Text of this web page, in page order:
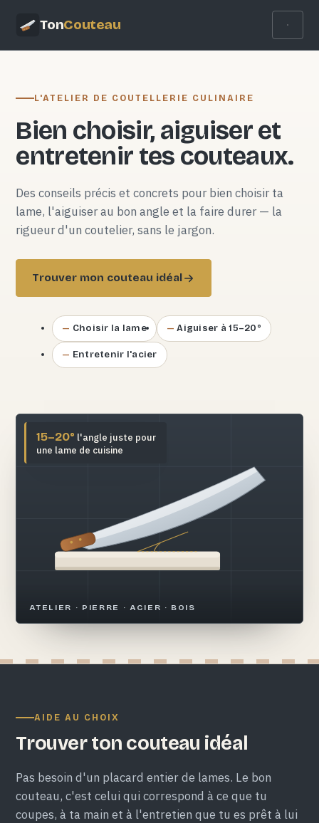
TonCouteau
L'ATELIER DE COUTELLERIE CULINAIRE
Bien choisir, aiguiser et
entretenir tes couteaux.
Des conseils précis et concrets pour bien choisir ta
lame, l'aiguiser au bon angle et la faire durer — la
rigueur d'un coutelier, sans le jargon.
Trouver mon couteau idéal
Choisir la lame Aiguiser à 15–20°
Entretenir l'acier
ATELIER · PIERRE · ACIER · BOIS
15–20° l'angle juste pour
une lame de cuisine
AIDE AU CHOIX
Trouver ton couteau idéal
Pas besoin d'un placard entier de lames. Le bon
couteau, c'est celui qui correspond à ce que tu
coupes, à ta main et à l'entretien que tu es prêt à lui